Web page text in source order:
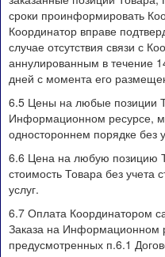
сроки проинформировать
Координатор вправе
случае отсутствия связи с
аннулированным в течение
дней с момента его
6.5 Цены на любые позиции
Информационном ресурсе,
одностороннем порядке без
6.6 Цена на любую позицию
стоимость Товара без учета
услуг.
6.7 Оплата Координатором
Заказа на Информационном
предусмотренных п.6.1